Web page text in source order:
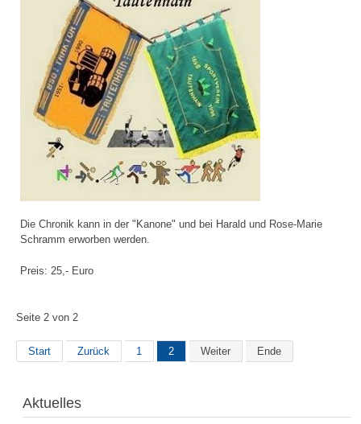
Die Chronik kann in der "Kanone" und bei Harald und Rose-Marie
Schramm erworben werden.
Preis: 25,- Euro
Seite 2 von 2
Start Zurück 1 2 Weiter Ende
Aktuelles